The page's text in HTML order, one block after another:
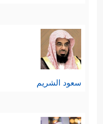
سعود الشريم